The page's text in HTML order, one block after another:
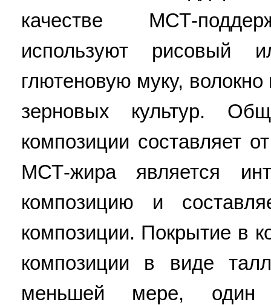
качестве МСТ-
используют рисовый
глютеновую муку,
зерновых культур.
композиции составляет
МСТ-жира является
композицию и
композиции. Покрытие в
композиции в виде
меньшей мере,